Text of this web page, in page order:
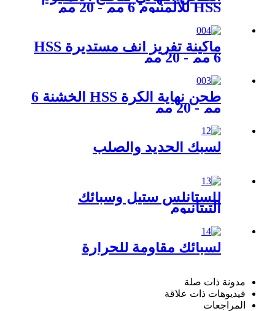
HSS للألمنيوم 6 مم - 20 مم
ماكينة تفريز أنف مستديرة HSS
6 مم - 20 مم
طحن نهاية الكرة HSS الخشنة 6
مم - 20 مم
لسبك الحديد والصلب
للستانلس ستيل وسبائك
التيتانيوم
لسبائك مقاومة للحرارة
مدونة ذات صلة
فيديوهات ذات علاقة
المراجعات